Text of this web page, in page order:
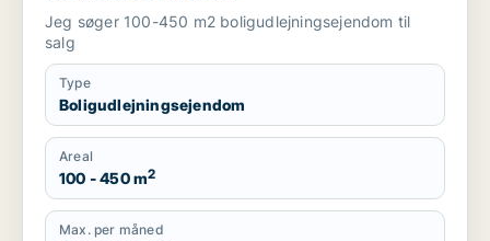
Jeg søger 100-450 m2 boligudlejningsejendom til
salg
Type
Boligudlejningsejendom
Areal
100 - 450 m2
Max. per måned